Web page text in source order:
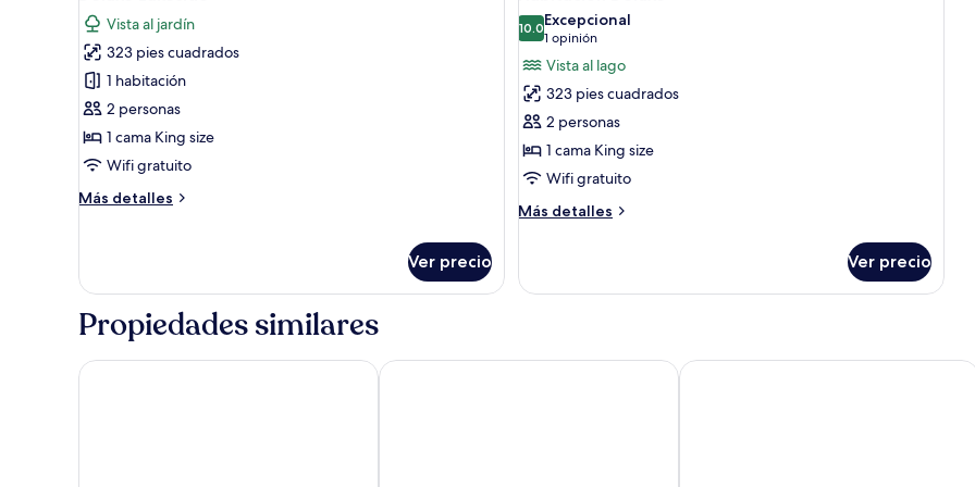
alberca
todas
las
fotos
de
Deluxe
Lakeside
Vista al jardín
323 pies cuadrados
1 habitación
2 personas
1 cama King size
Wifi gratuito
Más detalles
Más
Ver precio
todas
las
fotos
de
Habitación
Deluxe
10.010.0 de 10
Excepcional
1 opinión
(1
opinión)
Vista al lago
323 pies cuadrados
2 personas
1 cama King size
Wifi gratuito
Más detalles
Más
Deluxe
Ver precio
Propiedades similares
Tinidee Golf Resort Phuket The Cheetar Hotel, Phuket Luminous Resort & Spa by Areca